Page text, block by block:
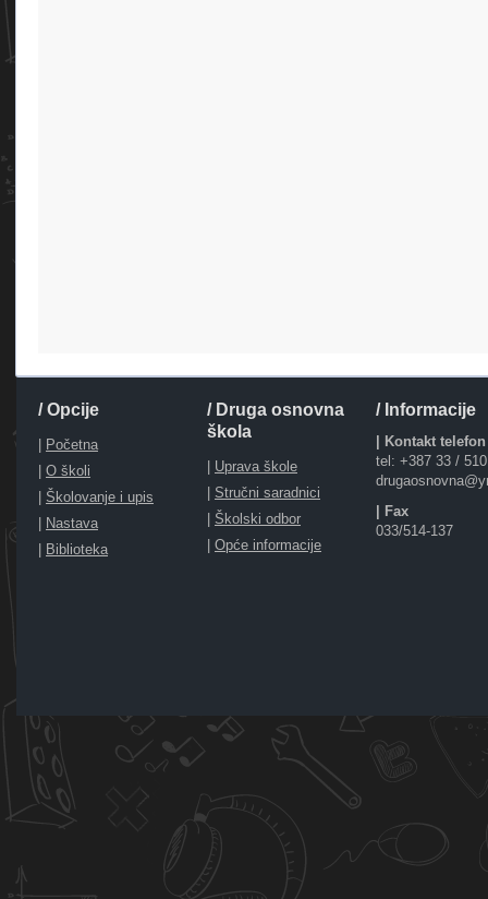
/ Opcije
| Početna
| O školi
| Školovanje i upis
| Nastava
| Biblioteka
/ Druga osnovna
škola
| Uprava škole
| Stručni saradnici
| Školski odbor
| Opće informacije
/ Informacije
| Kontakt telefon
tel: +387 33 /
| Fax
033/514-137